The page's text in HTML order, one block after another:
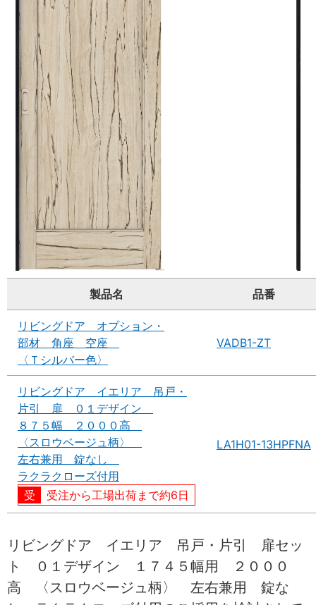
製品名 品番
リビングドア オプション・
部材 角座 空座
〈Ｔシルバー色〉
VADB1-ZT
リビングドア イエリア 吊戸・
片引 扉 ０１デザイン
８７５幅 ２０００高
〈スロウベージュ柄〉
左右兼用 錠なし
ラクラクローズ付用
受注から工場出荷まで約6日
LA1H01-13HPFNA
リビングドア イエリア 吊戸・片引 扉セッ
ト ０１デザイン １７４５幅用 ２０００
高 〈スロウベージュ柄〉 左右兼用 錠な